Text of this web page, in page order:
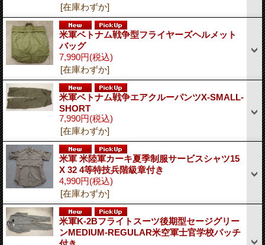
[在庫わずか]
米軍ベトナム戦争型フライヤーズヘルメット
バッグ
7,990円(税込)
[在庫わずか]
米軍ベトナム戦争エアクルーパンツX-SMALL-
SHORT
7,990円(税込)
[在庫わずか]
米軍 米陸軍カーキ夏季制服サービスシャツ15
X 32 4等特技兵階級章付き
4,990円(税込)
[在庫わずか]
米軍K-2Bフライトスーツ後期型セージグリー
ンMEDIUM-REGULAR米空軍士官学校パッチ